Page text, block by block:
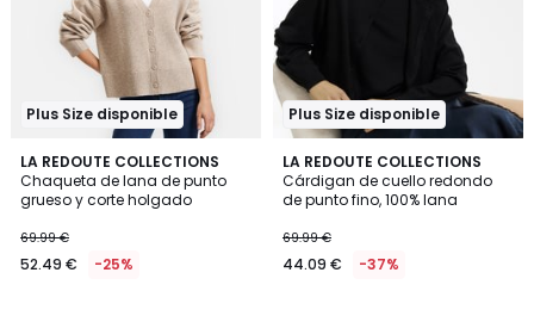
Plus Size disponible
LA REDOUTE COLLECTIONS
Chaqueta de lana de punto
grueso y corte holgado
69.99 €
52.49 € -25%
4,5
/ 5
Plus Size disponible
LA REDOUTE COLLECTIONS
Cárdigan de cuello redondo
de punto fino, 100% lana
69.99 €
44.09 € -37%
4
/
5